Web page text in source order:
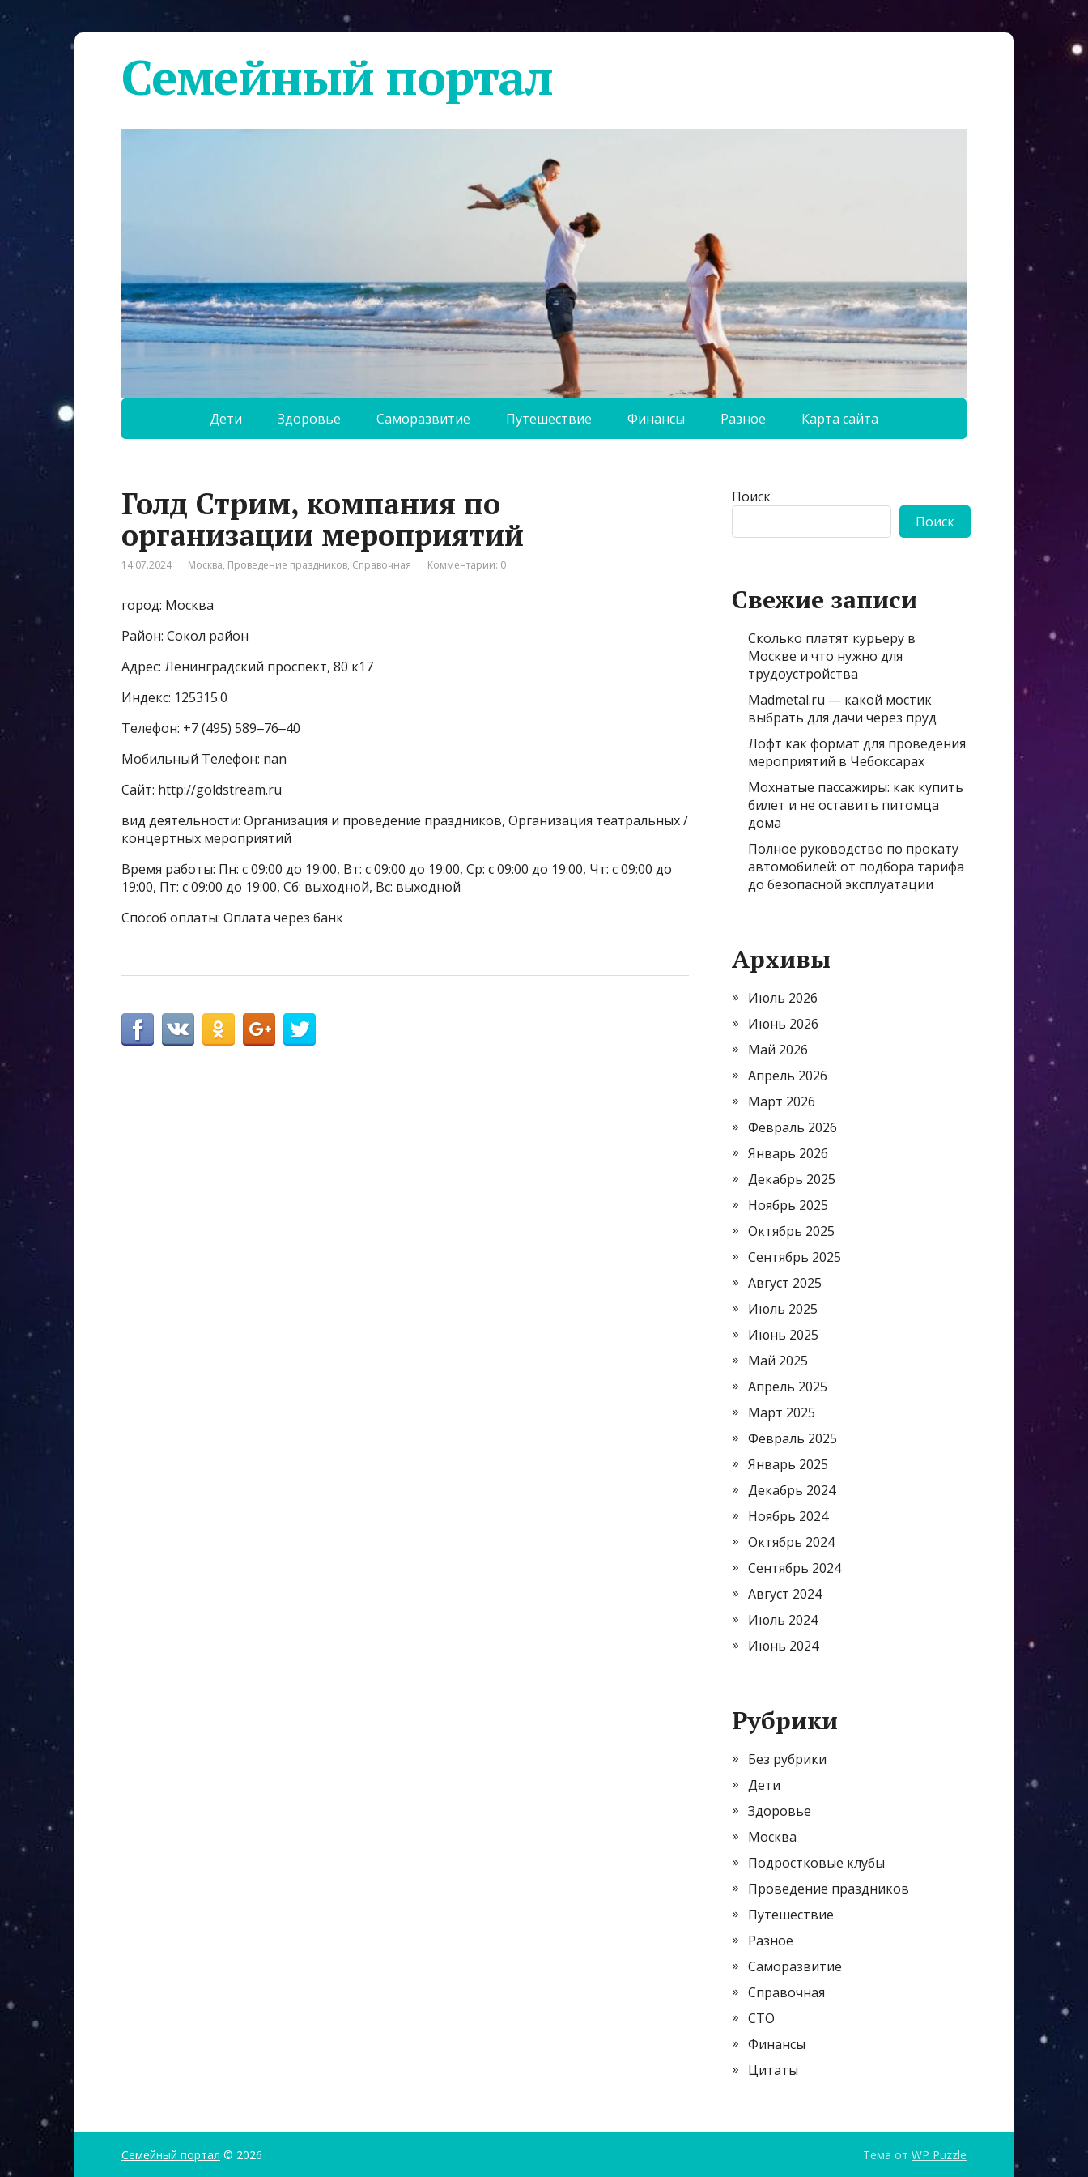
Семейный портал
Дети Здоровье Саморазвитие Путешествие Финансы Разное Карта сайта
Голд Стрим, компания по
организации мероприятий
14.07.2024 Москва, Проведение праздников, Справочная Комментарии: 0
город: Москва
Район: Сокол район
Адрес: Ленинградский проспект, 80 к17
Индекс: 125315.0
Телефон: +7 (495) 589‒76‒40
Мобильный Телефон: nan
Сайт: http://goldstream.ru
вид деятельности: Организация и проведение праздников, Организация театральных /
концертных мероприятий
Время работы: Пн: с 09:00 до 19:00, Вт: с 09:00 до 19:00, Ср: с 09:00 до 19:00, Чт: с 09:00 до
19:00, Пт: с 09:00 до 19:00, Сб: выходной, Вс: выходной
Способ оплаты: Оплата через банк
Поиск
Поиск
Свежие записи
Сколько платят курьеру в
Москве и что нужно для
трудоустройства
Madmetal.ru — какой мостик
выбрать для дачи через пруд
Лофт как формат для проведения
мероприятий в Чебоксарах
Мохнатые пассажиры: как купить
билет и не оставить питомца
дома
Полное руководство по прокату
автомобилей: от подбора тарифа
до безопасной эксплуатации
Архивы
Июль 2026
Июнь 2026
Май 2026
Апрель 2026
Март 2026
Февраль 2026
Январь 2026
Декабрь 2025
Ноябрь 2025
Октябрь 2025
Сентябрь 2025
Август 2025
Июль 2025
Июнь 2025
Май 2025
Апрель 2025
Март 2025
Февраль 2025
Январь 2025
Декабрь 2024
Ноябрь 2024
Октябрь 2024
Сентябрь 2024
Август 2024
Июль 2024
Июнь 2024
Рубрики
Без рубрики
Дети
Здоровье
Москва
Подростковые клубы
Проведение праздников
Путешествие
Разное
Саморазвитие
Справочная
СТО
Финансы
Цитаты
Семейный портал © 2026 Тема от WP Puzzle